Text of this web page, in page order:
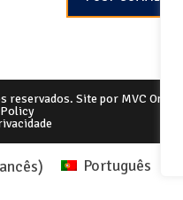
reservados. Site por MVC Online
) Português